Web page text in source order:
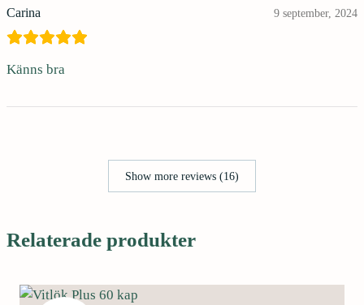
Carina 9 september, 2024
Känns bra
Show more reviews (16)
Relaterade produkter